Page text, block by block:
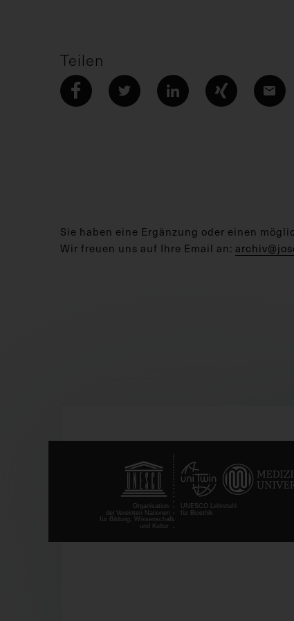
Teilen
Sie haben eine Ergänzung oder einen
Wir freuen uns auf Ihre Email an: